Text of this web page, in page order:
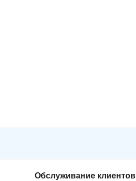
Обслуживание клиентов